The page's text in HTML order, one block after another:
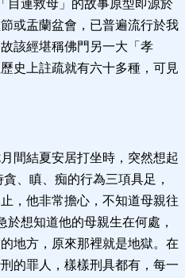
目連救母」的故事原型即源於
或盂蘭盆會，已普遍流行於我
該經堪稱佛門另一大「孝
史上註疏就有六十多種，可見
間結夏安居打坐時，突然想起
、瞋、痴的行為三項具足，
，他非常擔心，不知道母親往
想知道他的母親生在何處，
地方，原來那裡就是地獄。在
的罪人，樣樣刑具都有，每一